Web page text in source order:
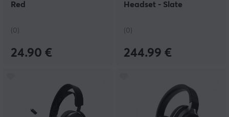
Red
(0)
24.90 €
Headset - Slate
(0)
244.99 €